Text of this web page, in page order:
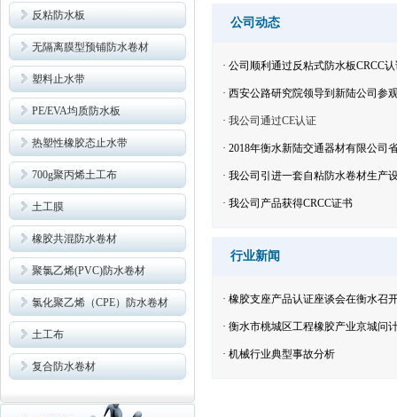
反粘防水板
无隔离膜型预铺防水卷材
塑料止水带
PE/EVA均质防水板
热塑性橡胶态止水带
700g聚丙烯土工布
土工膜
橡胶共混防水卷材
聚氯乙烯(PVC)防水卷材
氯化聚乙烯（CPE）防水卷材
土工布
复合防水卷材
公司动态
·公司顺利通过反粘式防水板CRCC
·西安公路研究院领导到新陆公司参
·我公司通过CE认证
·2018年衡水新陆交通器材有限公司
·我公司引进一套自粘防水卷材生产
·我公司产品获得CRCC证书
行业新闻
·橡胶支座产品认证座谈会在衡水召
·衡水市桃城区工程橡胶产业京城问
·机械行业典型事故分析